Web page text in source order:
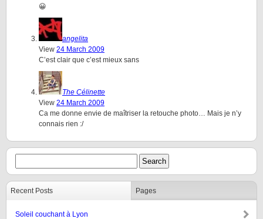
😀
angelita
View 24 March 2009
C’est clair que c’est mieux sans
The Célinette
View 24 March 2009
Ca me donne envie de maîtriser la retouche photo… Mais je n’y
connais rien :/
Recent Posts Pages
Soleil couchant à Lyon